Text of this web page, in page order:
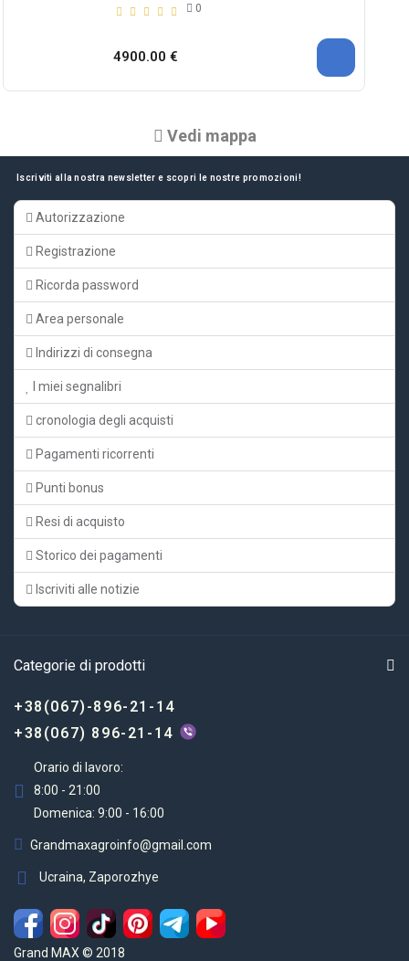
0
4900.00 €
Vedi mappa
Iscriviti alla nostra newsletter e scopri le nostre promozioni!
Autorizzazione
Registrazione
Ricorda password
Area personale
Indirizzi di consegna
I miei segnalibri
cronologia degli acquisti
Pagamenti ricorrenti
Punti bonus
Resi di acquisto
Storico dei pagamenti
Iscriviti alle notizie
Categorie di prodotti
+38(067)-896-21-14
+38(067) 896-21-14
Orario di lavoro:
8:00 - 21:00
Domenica: 9:00 - 16:00
Grandmaxagroinfo@gmail.com
Ucraina, Zaporozhye
Grand MAX © 2018